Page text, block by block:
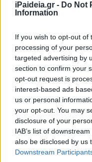
iPaideia.gr - Do Not
Information
If you wish to opt-out of
processing of your
targeted advertising by
section to confirm your
opt-out request is
interest-based ads
us or personal
your opt-out. You may
disclosure of your
IAB’s list of
also be disclosed by us
Downstream
Η δεύτερη μικρή
ανακοίνωση των
δημοσίευση σε
δείγματα αίματος από
είχαν κάνει πρώτη
βρήκε στο
εξουδετερωτικά
σχέση με τα παιδιά